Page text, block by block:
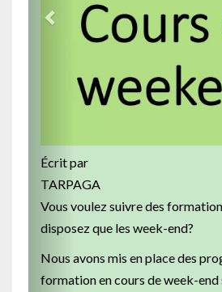
Écrit par
TARPAGA
Vous voulez suivre des
disposez que les week-end?
Nous avons mis en place des
formation en cours de week-